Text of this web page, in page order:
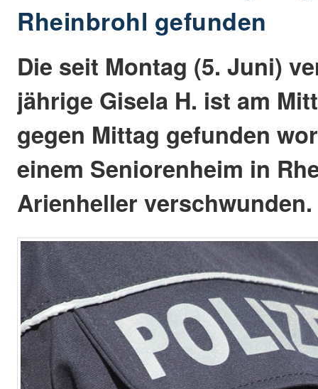
Rheinbrohl gefunden
Die seit Montag (5. Juni)
jährige Gisela H. ist am
gegen Mittag gefunden
einem Seniorenheim in
Arienheller verschwunden.